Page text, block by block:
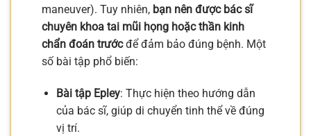
maneuver). Tuy nhiên, bạn nên được bác sĩ
chuyên khoa tai mũi họng hoặc thần kinh
chẩn đoán trướcđể đảm bảo đúng bệnh. Một
số bài tập phổ biến:
Bài tập Epley: Thực hiện theo hướng dẫn
của bác sĩ, giúp di chuyển tinh thể về đúng
vị trí.